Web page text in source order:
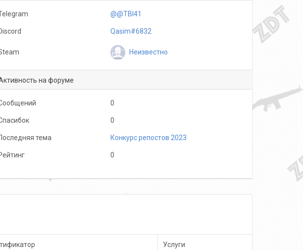
@@TBI41
Qasim#6832
Неизвестно
на форуме
0
0
тема Конкурс репостов 2023
0
Услуги